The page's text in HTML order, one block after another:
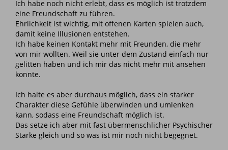
Ich habe noch nicht erlebt, dass es möglich ist trotzdem
eine Freundschaft zu führen.
Ehrlichkeit ist wichtig, mit offenen Karten spielen auch,
damit keine Illusionen entstehen.
Ich habe keinen Kontakt mehr mit Freunden, die mehr
von mir wollten. Weil sie unter dem Zustand einfach nur
gelitten haben und ich mir das nicht mehr mit ansehen
konnte.
Ich halte es aber durchaus möglich, dass ein starker
Charakter diese Gefühle überwinden und umlenken
kann, sodass eine Freundschaft möglich ist.
Das setze ich aber mit fast übermenschlicher Psychischer
Stärke gleich und so was ist mir noch nicht begegnet.